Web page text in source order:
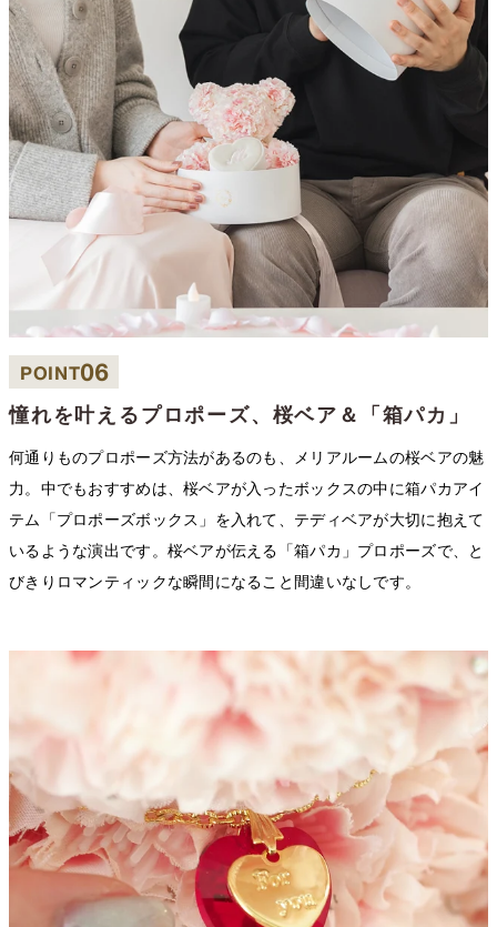
POINT06
憧れを叶えるプロポーズ、桜ベア＆「箱パカ」
何通りものプロポーズ方法があるのも、メリアルームの桜ベアの魅
力。中でもおすすめは、桜ベアが入ったボックスの中に箱パカアイ
テム「プロポーズボックス」を入れて、テディベアが大切に抱えて
いるような演出です。桜ベアが伝える「箱パカ」プロポーズで、と
びきりロマンティックな瞬間になること間違いなしです。